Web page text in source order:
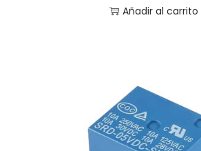
Añadir al carrito